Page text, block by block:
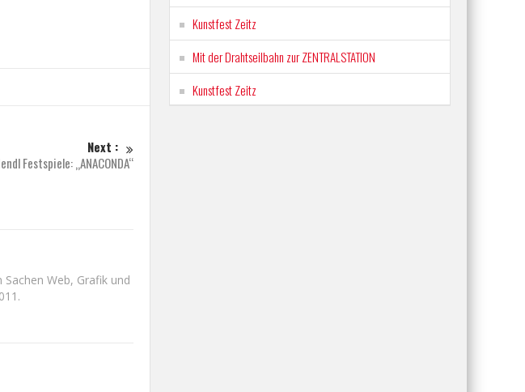
Next :
Festspiele: „ANACONDA“
Sachen Web, Grafik und
Kunstfest Zeitz
Mit der Drahtseilbahn zur ZENTRALSTATION
Kunstfest Zeitz